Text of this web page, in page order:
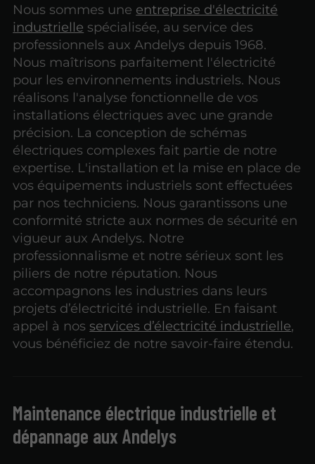
Nous sommes une entreprise d'électricité
industrielle spécialisée, au service des
professionnels aux Andelys depuis 1968.
Nous maîtrisons parfaitement l'électricité
pour les environnements industriels. Nous
réalisons l'analyse fonctionnelle de vos
installations électriques avec une grande
précision. La conception de schémas
électriques complexes fait partie de notre
expertise. L'installation et la mise en place de
vos équipements industriels sont effectuées
par nos techniciens. Nous garantissons une
conformité stricte aux normes de sécurité en
vigueur aux Andelys. Notre
professionnalisme et notre sérieux sont les
piliers de notre réputation. Nous
accompagnons les industries dans leurs
projets d’électricité industrielle. En faisant
appel à nosservices d’électricité industrielle,
vous bénéficiez de notre savoir-faire étendu.
Maintenance électrique industrielle et
dépannage aux Andelys